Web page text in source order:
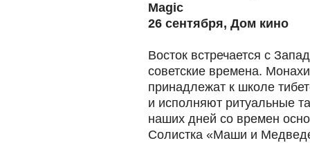
Magic
26 сентября, Дом кино
Восток встречается с
советские времена.
принадлежат к школе
и исполняют ритуальные
наших дней со времен
Солистка «Маши и